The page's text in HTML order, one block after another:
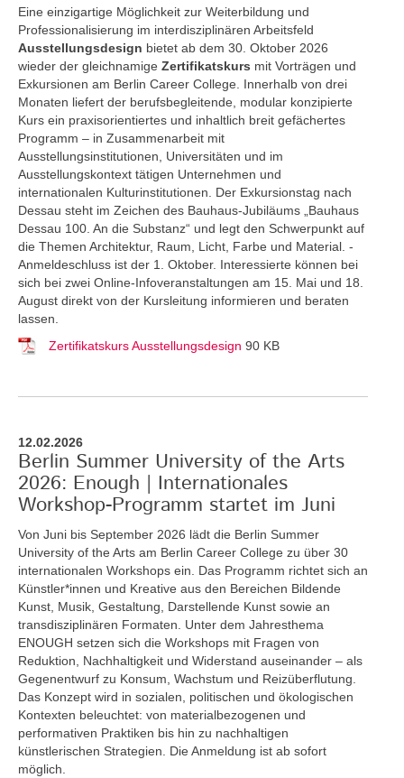
Eine einzigartige Möglichkeit zur Weiterbildung und
Professionalisierung im interdisziplinären Arbeitsfeld
Ausstellungsdesign bietet ab dem 30. Oktober 2026
wieder der gleichnamige Zertifikatskurs mit Vorträgen und
Exkursionen am Berlin Career College. Innerhalb von drei
Monaten liefert der berufsbegleitende, modular konzipierte
Kurs ein praxisorientiertes und inhaltlich breit gefächertes
Programm – in Zusammenarbeit mit
Ausstellungsinstitutionen, Universitäten und im
Ausstellungskontext tätigen Unternehmen und
internationalen Kulturinstitutionen. Der Exkursionstag nach
Dessau steht im Zeichen des Bauhaus-Jubiläums „Bauhaus
Dessau 100. An die Substanz“ und legt den Schwerpunkt auf
die Themen Architektur, Raum, Licht, Farbe und Material. -
Anmeldeschluss ist der 1. Oktober. Interessierte können bei
sich bei zwei Online-Infoveranstaltungen am 15. Mai und 18.
August direkt von der Kursleitung informieren und beraten
lassen.
Zertifikatskurs Ausstellungsdesign 90 KB
12.02.2026
Berlin Summer University of the Arts
2026: Enough | Internationales
Workshop-Programm startet im Juni
Von Juni bis September 2026 lädt die Berlin Summer
University of the Arts am Berlin Career College zu über 30
internationalen Workshops ein. Das Programm richtet sich an
Künstler*innen und Kreative aus den Bereichen Bildende
Kunst, Musik, Gestaltung, Darstellende Kunst sowie an
transdisziplinären Formaten. Unter dem Jahresthema
ENOUGH setzen sich die Workshops mit Fragen von
Reduktion, Nachhaltigkeit und Widerstand auseinander – als
Gegenentwurf zu Konsum, Wachstum und Reizüberflutung.
Das Konzept wird in sozialen, politischen und ökologischen
Kontexten beleuchtet: von materialbezogenen und
performativen Praktiken bis hin zu nachhaltigen
künstlerischen Strategien. Die Anmeldung ist ab sofort
möglich.